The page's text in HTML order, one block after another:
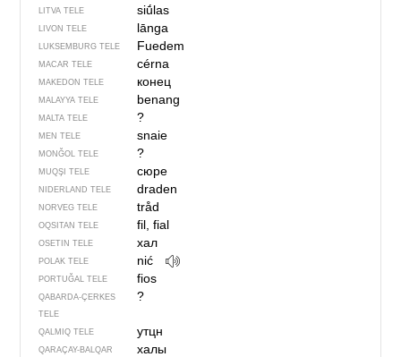
LITVA TELE siū́las
LIVON TELE lānga
LUKSEMBURG TELE Fuedem
MACAR TELE cérna
MAKEDON TELE конец
MALAYYA TELE benang
MALTA TELE ?
MEN TELE snaie
MONĞOL TELE ?
MUQŞI TELE сюре
NIDERLAND TELE draden
NORVEG TELE tråd
OQSITAN TELE fil, fial
OSETIN TELE хал
POLAK TELE nić
PORTUĞAL TELE fios
QABARDA-ÇERKES
TELE
?
QALMIQ TELE утцн
QARAÇAY-BALQAR
халы